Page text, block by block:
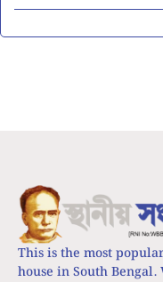
This is the most
house in South